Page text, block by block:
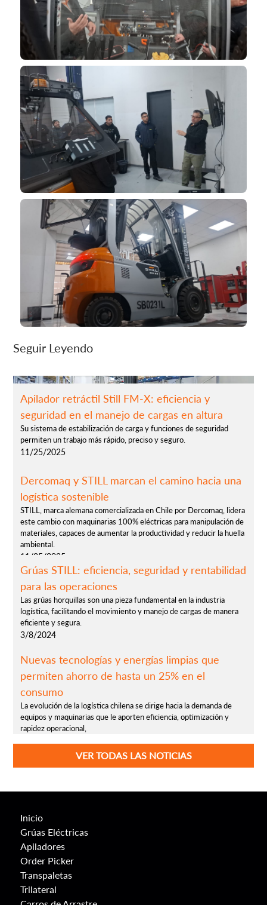
Seguir Leyendo
Apilador retráctil Still FM-X: eficiencia y
seguridad en el manejo de cargas en altura
Su sistema de estabilización de carga y funciones de seguridad
permiten un trabajo más rápido, preciso y seguro.
11/25/2025
Dercomaq y STILL marcan el camino hacia una
logística sostenible
STILL, marca alemana comercializada en Chile por Dercomaq, lidera
este cambio con maquinarias 100% eléctricas para manipulación de
materiales, capaces de aumentar la productividad y reducir la huella
ambiental.
11/25/2025
Grúas STILL: eficiencia, seguridad y rentabilidad
para las operaciones
Las grúas horquillas son una pieza fundamental en la industria
logística, facilitando el movimiento y manejo de cargas de manera
eficiente y segura.
3/8/2024
Nuevas tecnologías y energías limpias que
permiten ahorro de hasta un 25% en el
consumo
La evolución de la logística chilena se dirige hacia la demanda de
equipos y maquinarias que le aporten eficiencia, optimización y
rapidez operacional,
VER TODAS LAS NOTICIAS
Inicio
Grúas Eléctricas
Apiladores
Order Picker
Transpaletas
Trilateral